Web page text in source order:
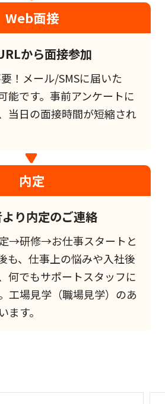
Web面接
から面接参加
！メール/SMSに届いた
能です。事前アンケートに
当日の面接時間が短縮され
内定
り内定のご連絡
→研修→お仕事スタートと
も、仕事上の悩みや入社後
何でもサポートスタッフに
工場見学（職場見学）のあ
ます。